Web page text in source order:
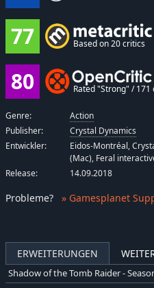
ERWEITERUNGEN
Shadow of the Tomb Raider -
77
Based on 20 critics
80 Rated "Strong" / 171
Genre:
Action
Publisher:
Crystal Dynamics
Entwickler:
Eidos-Montréal,
(Mac), Feral
Release:
14.09.2018
Probleme? » Gamesplanet